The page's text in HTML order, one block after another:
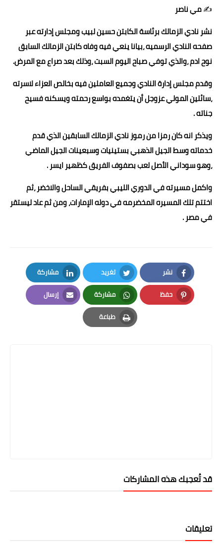
خدمات
الصحه والجمال
مقالات
✍️مي ناصر
نشر نادي الزمالك برئاسة الكابتن حسين لبيب ومجلس إدارته عبر
صفحه النادي الرسميه ،بيانا ينعي فيه وفاه كابتن الزمالك السابق
نوح ادم ،والذي توفي صباح اليوم السبت ،وذلك بعد صراع مع المرض.
وقدم مجلس إدارة النادي وجميع العاملين فيه بخالص العزاء لاسرته
،سائلين المولي عزوجل أن يتغمده بواسع رحمته ويسكنه فسيح
جناته .
ويذكر انه كان رمزا من رموز نادي الزمالك السابقين الذي قدم
خدماته وسط الجيل الذهبي بستينيات وسبعينات الجيل الماضي
،وهو سوداني الأصل لعب بصفوف الفريق كظهير ايسر .
واكمل مسيرته في الدوري الليبي بفريقي الساحل والاخضر ،ثم
اختتم تلك المسيره المخضرمه في دوله الإمارات، ومن ثم عاد ليستقر
في مصر .
نشر
Facebook
تغريد
Twitter
مشاركة
LinkedIn
حفظ
Pinterest
مشاركة
Whatsapp
إرسال
Email
طباعة
Print
قد تُعجبك هذه المشاركات
تعليقات